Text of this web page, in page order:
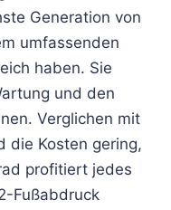
Generation von
umfassenden
haben. Sie
und den
Verglichen mit
die Kosten gering,
profitiert jedes
Fußabdruck